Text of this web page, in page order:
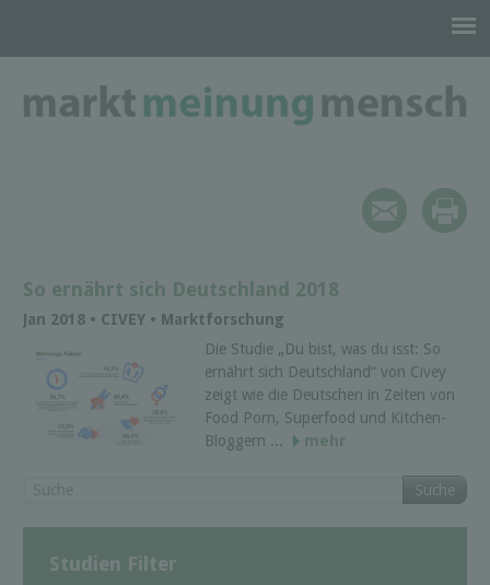
So ernährt sich Deutschland 2018
Jan 2018 • CIVEY • Marktforschung
Die Studie „Du bist, was du isst: So
ernährt sich Deutschland“ von Civey
zeigt wie die Deutschen in Zeiten von
Food Porn, Superfood und Kitchen-
Bloggern ...
mehr
Suche
Studien Filter